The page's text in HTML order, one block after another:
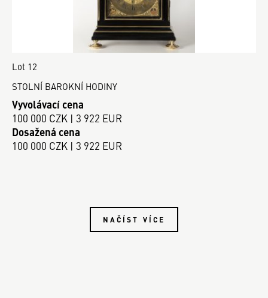
Lot 12
STOLNÍ BAROKNÍ HODINY
Vyvolávací cena
100 000 CZK | 3 922 EUR
Dosažená cena
100 000 CZK | 3 922 EUR
NAČÍST VÍCE